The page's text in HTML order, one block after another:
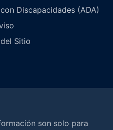
Discapacidades (ADA)
Sitio
son solo para